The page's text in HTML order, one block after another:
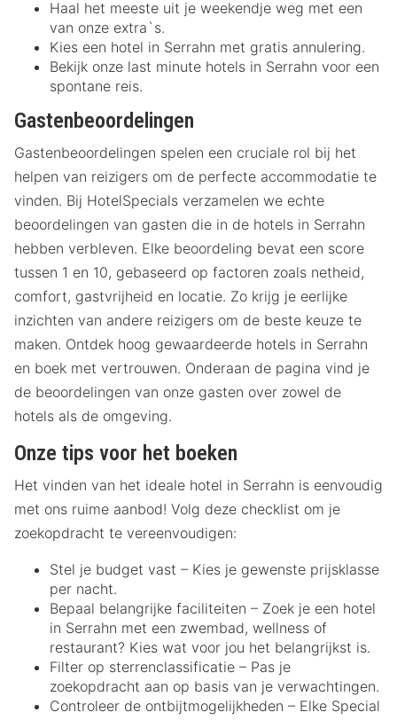
Haal het meeste uit je weekendje weg met een
van onze extra`s.
Kies een hotel in Serrahn met gratis annulering.
Bekijk onze last minute hotels in Serrahn voor een
spontane reis.
Gastenbeoordelingen
Gastenbeoordelingen spelen een cruciale rol bij het
helpen van reizigers om de perfecte accommodatie te
vinden. Bij HotelSpecials verzamelen we echte
beoordelingen van gasten die in de hotels in Serrahn
hebben verbleven. Elke beoordeling bevat een score
tussen 1 en 10, gebaseerd op factoren zoals netheid,
comfort, gastvrijheid en locatie. Zo krijg je eerlijke
inzichten van andere reizigers om de beste keuze te
maken. Ontdek hoog gewaardeerde hotels in Serrahn
en boek met vertrouwen. Onderaan de pagina vind je
de beoordelingen van onze gasten over zowel de
hotels als de omgeving.
Onze tips voor het boeken
Het vinden van het ideale hotel in Serrahn is eenvoudig
met ons ruime aanbod! Volg deze checklist om je
zoekopdracht te vereenvoudigen:
Stel je budget vast – Kies je gewenste prijsklasse
per nacht.
Bepaal belangrijke faciliteiten – Zoek je een hotel
in Serrahn met een zwembad, wellness of
restaurant? Kies wat voor jou het belangrijkst is.
Filter op sterrenclassificatie – Pas je
zoekopdracht aan op basis van je verwachtingen.
Controleer de ontbijtmogelijkheden – Elke Special